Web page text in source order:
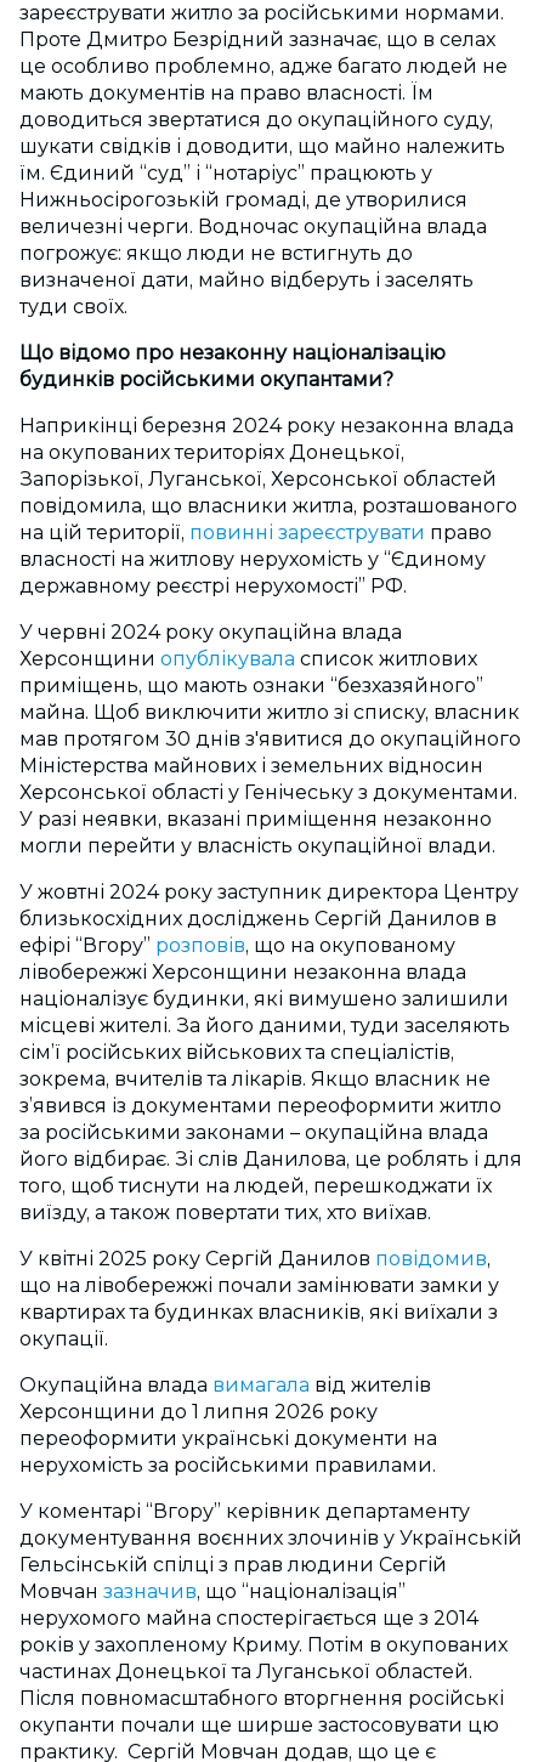
зареєструвати житло за російськими нормами.
Проте Дмитро Безрідний зазначає, що в селах
це особливо проблемно, адже багато людей не
мають документів на право власності. Їм
доводиться звертатися до окупаційного суду,
шукати свідків і доводити, що майно належить
їм. Єдиний “суд” і “нотаріус” працюють у
Нижньосірогозькій громаді, де утворилися
величезні черги. Водночас окупаційна влада
погрожує: якщо люди не встигнуть до
визначеної дати, майно відберуть і заселять
туди своїх.
Що відомо про незаконну націоналізацію
будинків російськими окупантами?
Наприкінці березня 2024 року незаконна влада
на окупованих територіях Донецької,
Запорізької, Луганської, Херсонської областей
повідомила, що власники житла, розташованого
на цій території, повинні зареєструвати право
власності на житлову нерухомість у “Єдиному
державному реєстрі нерухомості” РФ.
У червні 2024 року окупаційна влада
Херсонщини опублікувала список житлових
приміщень, що мають ознаки “безхазяйного”
майна. Щоб виключити житло зі списку, власник
мав протягом 30 днів з'явитися до окупаційного
Міністерства майнових і земельних відносин
Херсонської області у Генічеську з документами.
У разі неявки, вказані приміщення незаконно
могли перейти у власність окупаційної влади.
У жовтні 2024 року заступник директора Центру
близькосхідних досліджень Сергій Данилов в
ефірі “Вгору” розповів, що на окупованому
лівобережжі Херсонщини незаконна влада
націоналізує будинки, які вимушено залишили
місцеві жителі. За його даними, туди заселяють
сім’ї російських військових та спеціалістів,
зокрема, вчителів та лікарів. Якщо власник не
з’явився із документами переоформити житло
за російськими законами – окупаційна влада
його відбирає. Зі слів Данилова, це роблять і для
того, щоб тиснути на людей, перешкоджати їх
виїзду, а також повертати тих, хто виїхав.
У квітні 2025 року Сергій Данилов повідомив,
що на лівобережжі почали замінювати замки у
квартирах та будинках власників, які виїхали з
окупації.
Окупаційна влада вимагала від жителів
Херсонщини до 1 липня 2026 року
переоформити українські документи на
нерухомість за російськими правилами.
У коментарі “Вгору” керівник департаменту
документування воєнних злочинів у Українській
Гельсінській спілці з прав людини Сергій
Мовчан зазначив, що “націоналізація”
нерухомого майна спостерігається ще з 2014
років у захопленому Криму. Потім в окупованих
частинах Донецької та Луганської областей.
Після повномасштабного вторгнення російські
окупанти почали ще ширше застосовувати цю
практику. Сергій Мовчан додав, що це є